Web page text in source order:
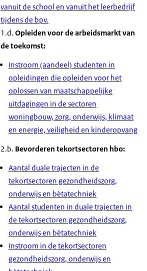
vanuit de school en vanuit het leerbedrijf
tijdens de bpv.
1.d. Opleiden voor de arbeidsmarkt van
de toekomst:
Instroom (aandeel) studenten in
opleidingen die opleiden voor het
oplossen van maatschappelijke
uitdagingen in de sectoren
woningbouw, zorg, onderwijs, klimaat
en energie, veiligheid en kinderopvang
2.b. Bevorderen tekortsectoren hbo:
Aantal duale trajecten in de
tekortsectoren gezondheidszorg,
onderwijs en bètatechniek
Aantal studenten in duale trajecten in
de tekortsectoren gezondheidszorg,
onderwijs en bètatechniek
Instroom in de tekortsectoren
gezondheidszorg, onderwijs en